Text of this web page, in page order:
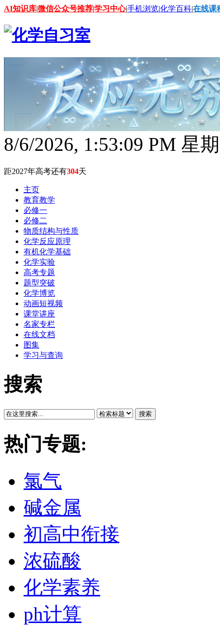
AI知识库|微信公众号推荐|学习中心|手机浏览|化学百科|在线课
8/6/2026, 1:53:10 PM 星
距2027年高考还有304天
主页
教育教学
必修一
必修二
物质结构与性质
化学反应原理
有机化学基础
化学实验
高考专题
题型突破
化学博览
动画短视频
课堂讲座
名家专栏
在线文档
图集
学习与查询
搜索
搜索
热门专题:
氯气
碱金属
初高中衔接
浓硫酸
化学素养
ph计算